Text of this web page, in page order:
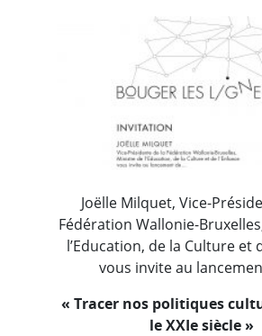
Joëlle Milquet, Vice-
Fédération Wallonie-
l’Education, de la Culture et
vous invite au
« Tracer nos politiques
le XXIe siècle »